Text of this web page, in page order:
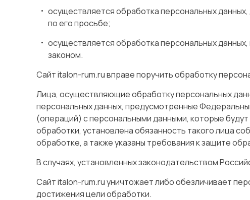
осуществляется обработка персональных
по его просьбе;
осуществляется обработка персональных
законом.
Сайт italon-rum.ru вправе поручить обработку
Лица, осуществляющие обработку персональных
персональных данных, предусмотренные
(операций) с персональными данными, которые
обработки, установлена обязанность такого лица
обработке, а также указаны требования к защите
В случаях, установленных законодательством
Сайт italon-rum.ru уничтожает либо обезличивает
достижения цели обработки.